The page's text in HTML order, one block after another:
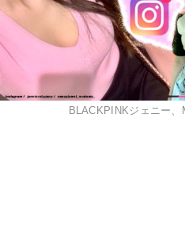
BLACKPINKジェニー